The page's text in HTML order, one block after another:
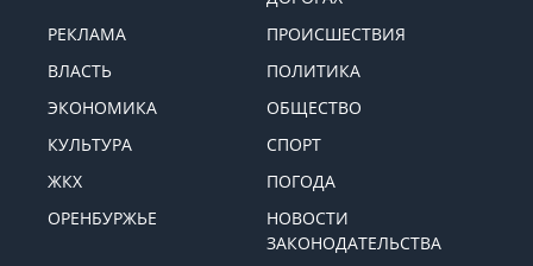
РЕКЛАМА
ПРОИСШЕСТВИЯ
ВЛАСТЬ
ПОЛИТИКА
ЭКОНОМИКА
ОБЩЕСТВО
КУЛЬТУРА
СПОРТ
ЖКХ
ПОГОДА
ОРЕНБУРЖЬЕ
НОВОСТИ
ЗАКОНОДАТЕЛЬСТВА